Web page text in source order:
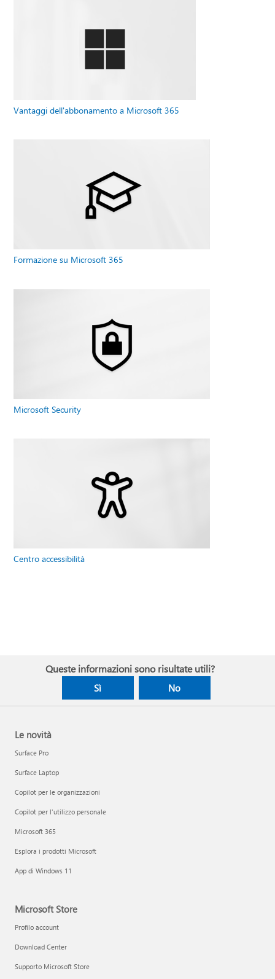
Vantaggi dell'abbonamento a Microsoft 365
Formazione su Microsoft 365
Microsoft Security
Centro accessibilità
Queste informazioni sono risultate utili?
Sì No
Le novità
Surface Pro
Surface Laptop
Copilot per le organizzazioni
Copilot per l'utilizzo personale
Microsoft 365
Esplora i prodotti Microsoft
App di Windows 11
Microsoft Store
Profilo account
Download Center
Supporto Microsoft Store